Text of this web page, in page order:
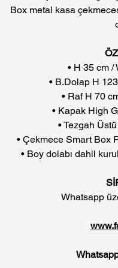
Box metal kasa
• H 35 cm /
• B.Dolap H
• Raf H 70
• Kapak High
• Tezgah
• Çekmece Smart Box
• Boy dolabı dahil
Whatsapp